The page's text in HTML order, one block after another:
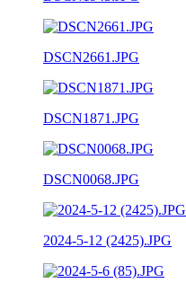
DSCN2661.JPG
DSCN1871.JPG
DSCN0068.JPG
2024-5-12 (2425).JPG